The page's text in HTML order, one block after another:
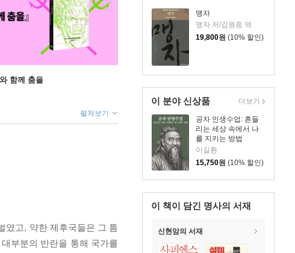
맹자
맹자 저/김원중 역
19,800원 (10% 할인)
이 분야 신상품
공자 인생수업: 흔들
리는 세상 속에서 나
를 지키는 방법
이길환
15,750원 (10% 할인)
더보기
이 책이 담긴 명사의 서재
신현암의 서재
함께 춤을
펼쳐보기
였고, 약한 제후국들은 그 틈
부분의 반란을 통해 국가를